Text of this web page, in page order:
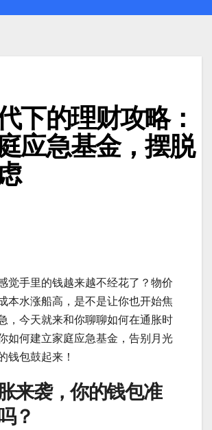
下的理财攻略：
应急基金，摆脱
觉手里的钱越来越不经花了？物价
本水涨船高，是不是让你也开始焦
，今天就来和你聊聊如何在通胀时
如何建立家庭应急基金，告别月光
钱包鼓起来！
来袭，你的钱包准
？